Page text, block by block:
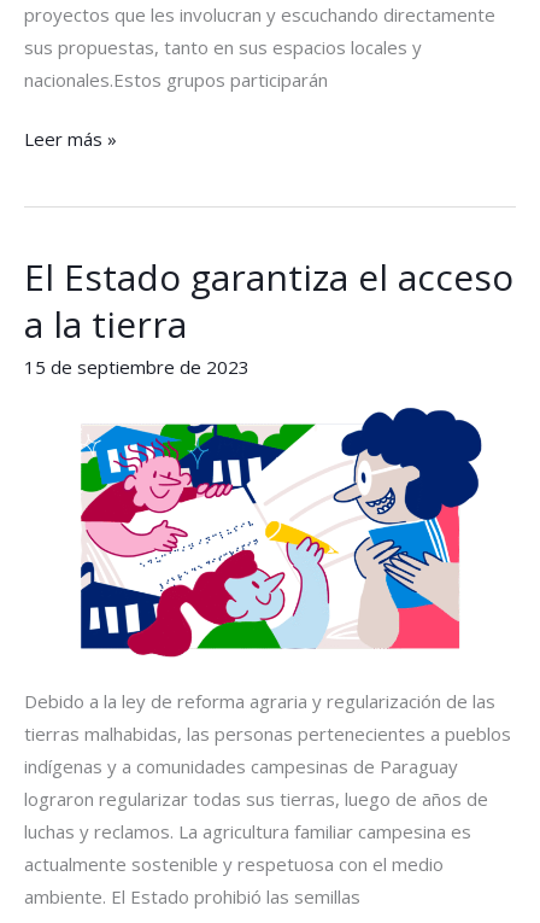
proyectos que les involucran y escuchando directamente
sus propuestas, tanto en sus espacios locales y
nacionales.Estos grupos participarán
Leer más »
El Estado garantiza el acceso
a la tierra
15 de septiembre de 2023
Debido a la ley de reforma agraria y regularización de las
tierras malhabidas, las personas pertenecientes a pueblos
indígenas y a comunidades campesinas de Paraguay
lograron regularizar todas sus tierras, luego de años de
luchas y reclamos. La agricultura familiar campesina es
actualmente sostenible y respetuosa con el medio
ambiente. El Estado prohibió las semillas
El
garantiza
el